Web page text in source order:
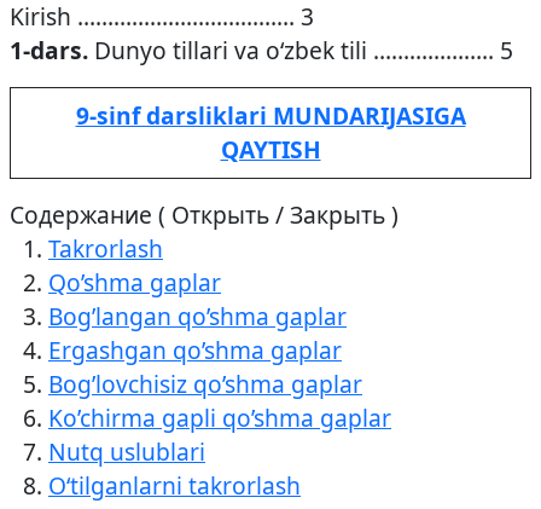
Kirish ……………………………… 3
1-dars. Dunyo tillari va o‘zbek tili ……………….. 5
9-sinf darsliklari MUNDARIJASIGA
QAYTISH
Содержание ( Открыть / Закрыть )
Takrorlash
Qo’shma gaplar
Bog’langan qo’shma gaplar
Ergashgan qo’shma gaplar
Bog’lovchisiz qo’shma gaplar
Ko’chirma gapli qo’shma gaplar
Nutq uslublari
O‘tilganlarni takrorlash